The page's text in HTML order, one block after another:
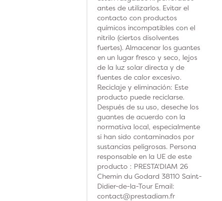
antes de utilizarlos. Evitar el
contacto con productos
químicos incompatibles con el
nitrilo (ciertos disolventes
fuertes). Almacenar los guantes
en un lugar fresco y seco, lejos
de la luz solar directa y de
fuentes de calor excesivo.
Reciclaje y eliminación: Este
producto puede reciclarse.
Después de su uso, deseche los
guantes de acuerdo con la
normativa local, especialmente
si han sido contaminados por
sustancias peligrosas. Persona
responsable en la UE de este
producto : PRESTA'DIAM 26
Chemin du Godard 38110 Saint-
Didier-de-la-Tour Email:
contact@prestadiam.fr